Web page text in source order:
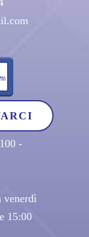
-
venerdì
15:00